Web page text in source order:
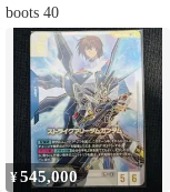
boots 40
¥545,000